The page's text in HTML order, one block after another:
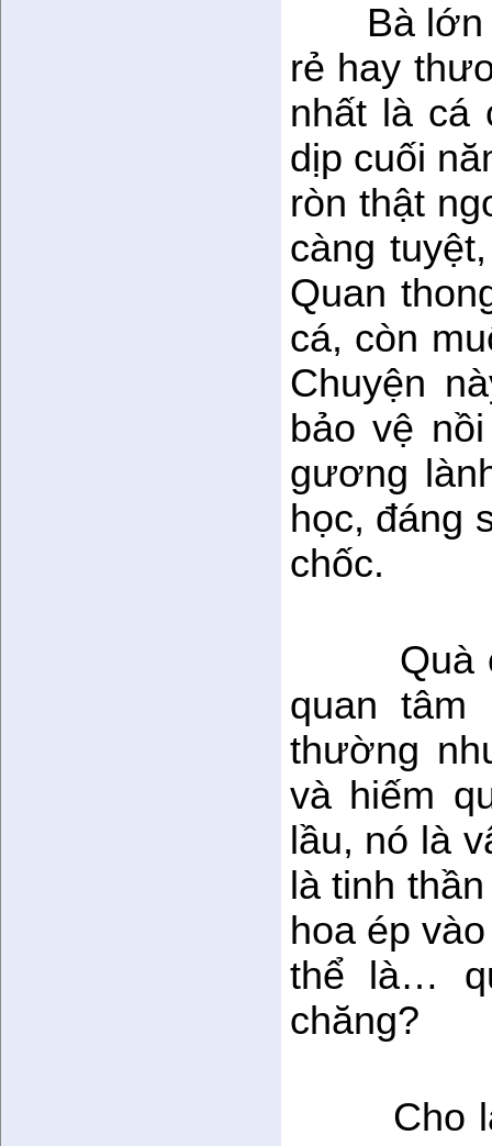
Bà
rẻ hay
nhất là cá
dịp cuối
ròn thật
càng
Quan
cá, còn
Chuyện
bảo vệ
gương
học, đáng
chốc.
Quà
quan
thường
và hiếm
lầu, nó là
là tinh
hoa ép
thể là…
chăng?
Cho